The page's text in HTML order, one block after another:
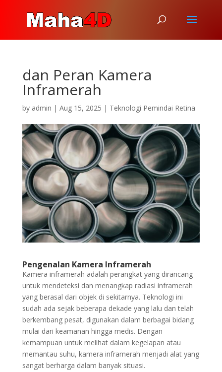
dan Peran Kamera
Inframerah
by admin | Aug 15, 2025 | Teknologi Pemindai Retina
Pengenalan Kamera Inframerah
Kamera inframerah adalah perangkat yang dirancang
untuk mendeteksi dan menangkap radiasi inframerah
yang berasal dari objek di sekitarnya. Teknologi ini
sudah ada sejak beberapa dekade yang lalu dan telah
berkembang pesat, digunakan dalam berbagai bidang
mulai dari keamanan hingga medis. Dengan
kemampuan untuk melihat dalam kegelapan atau
memantau suhu, kamera inframerah menjadi alat yang
sangat berharga dalam banyak situasi.